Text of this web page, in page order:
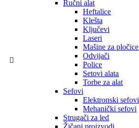
Ručni alat
Heftalice
Klešta
Ključevi
Laseri
Mašine za pločice
Odvijači
Police
Setovi alata
Torbe za alat
Sefovi
Elektronski sefovi
Mehanički sefovi
Strugači za led
Žičani proizvodi